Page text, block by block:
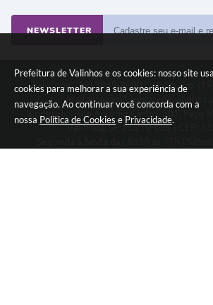
Prefeitura de Valinhos e os cookies: nosso site usa
cookies para melhorar a sua experiência de
navegação. Ao continuar você concorda com a
nossa Política de Cookies e Privacidade.
NEWSLETTER
Telefone: (19) 3849-8000 | Whatsapp:
implantação) |
Endereço: Rua Antônio Carlos, 301, Paço
Valinhos, SP 13.270-005 | CEP:
Segunda à Sexta das 8h30 às 17h |